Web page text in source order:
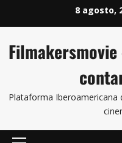
8 agosto,
Plataforma Iberoamericana